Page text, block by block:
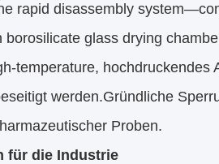
rapid disassembly
borosilicate glass drying
temperature, hochdruckendes
werden.Gründliche
Proben.
für die Industrie